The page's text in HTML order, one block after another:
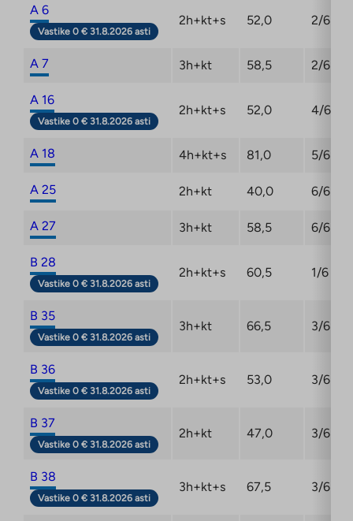
Lisätiedot: roope.kalanti@ta.fi
A 6
Vastike 0 € 31.8.2026 asti
2h+kt+s 52,0 2/6
A 7 3h+kt 58,5 2/6
A 16
Vastike 0 € 31.8.2026 asti
2h+kt+s 52,0 4/6
A 18 4h+kt+s 81,0 5/6
A 25 2h+kt 40,0 6/6
A 27 3h+kt 58,5 6/6
B 28
Vastike 0 € 31.8.2026 asti
2h+kt+s 60,5 1/6
B 35
Vastike 0 € 31.8.2026 asti
3h+kt 66,5 3/6
B 36
Vastike 0 € 31.8.2026 asti
2h+kt+s 53,0 3/6
B 37
Vastike 0 € 31.8.2026 asti
2h+kt 47,0 3/6
B 38
Vastike 0 € 31.8.2026 asti
3h+kt+s 67,5 3/6